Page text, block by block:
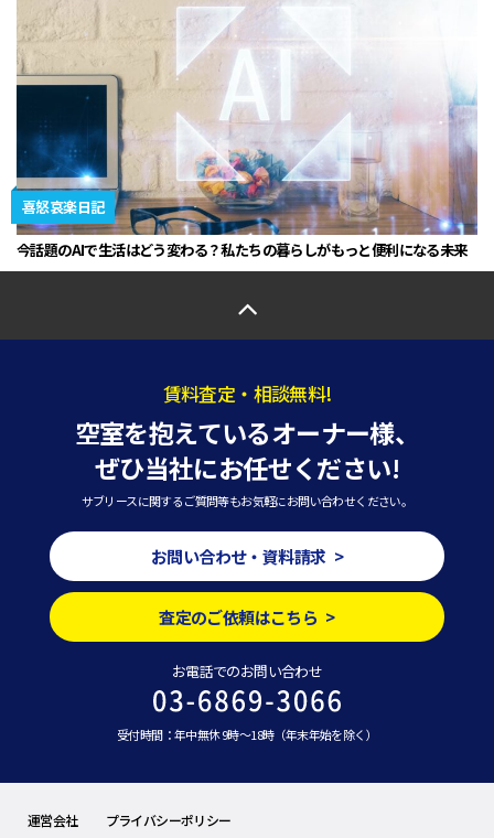
喜怒哀楽日記
今話題のAIで生活はどう変わる？私たちの暮らしがもっと便利になる未来
賃料査定・相談無料!
空室を抱えているオーナー様、
ぜひ当社にお任せください!
サブリースに関するご質問等もお気軽にお問い合わせください。
お問い合わせ・資料請求 >
査定のご依頼はこちら >
お電話でのお問い合わせ
受付時間：年中無休 9時～18時（年末年始を除く）
運営会社 プライバシーポリシー